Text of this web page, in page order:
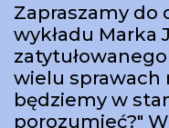
Zapraszamy do
wykładu Marka
wielu sprawach
będziemy w
porozumieć?"